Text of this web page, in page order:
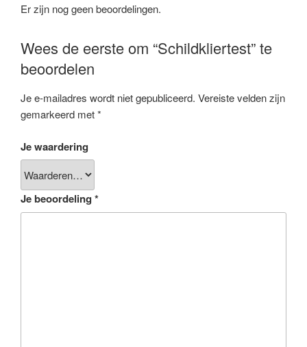
Er zijn nog geen beoordelingen.
Wees de eerste om “Schildkliertest” te
beoordelen
Je e-mailadres wordt niet gepubliceerd. Vereiste velden zijn
gemarkeerd met*
Je waardering
Je beoordeling *